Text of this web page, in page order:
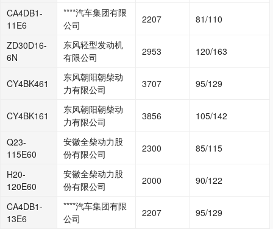
CA4DB1-
11E6
****汽车集团有限
公司
2207 81/110
ZD30D16-
6N
东风轻型发动机
有限公司
2953 120/163
CY4BK461
东风朝阳朝柴动
力有限公司
3707 95/129
CY4BK161
东风朝阳朝柴动
力有限公司
3856 105/142
Q23-
115E60
安徽全柴动力股
份有限公司
2300 85/115
H20-
120E60
安徽全柴动力股
份有限公司
2000 90/122
CA4DB1-
13E6
****汽车集团有限
公司
2207 95/129